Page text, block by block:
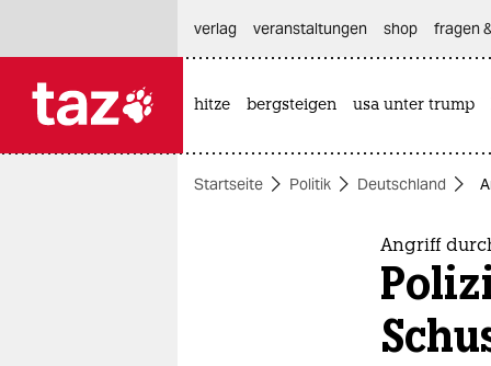
themen
verlag
veranstaltungen shop fragen
hitze bergsteigen usa unter trump
Startseite Politik Deutschland
Angriff